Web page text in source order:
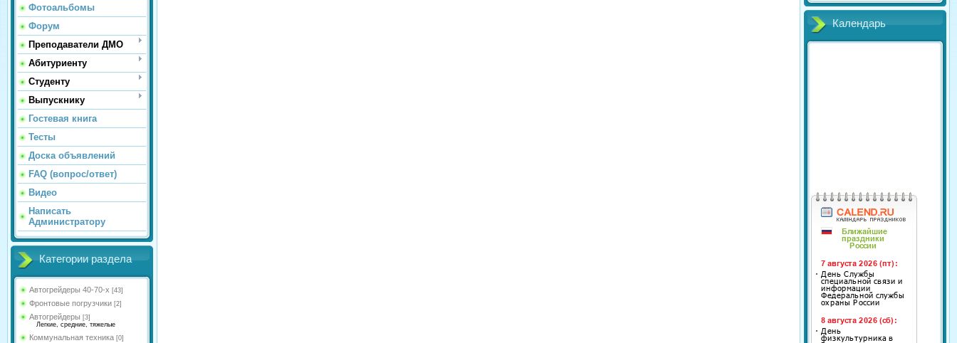
Фотоальбомы
Форум
Преподаватели ДМО
Абитуриенту
Студенту
Выпускнику
Гостевая книга
Тесты
Доска объявлений
FAQ (вопрос/ответ)
Видео
Написать
Администратору
Категории раздела
Автогрейдеры 40-70-х [43]
Фронтовые погрузчики [2]
Автогрейдеры [3]
Легкие, средние, тяжелые
Коммунальная техника [0]
Календарь